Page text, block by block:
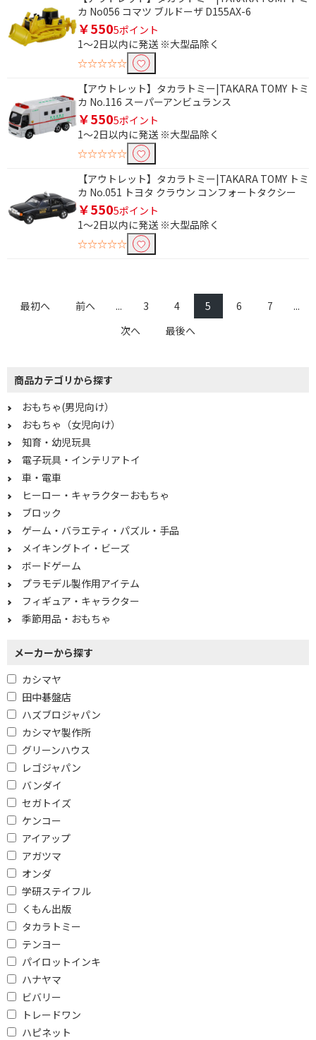
カ No056 コマツ ブルドーザ D155AX-6
￥5505ポイント
1～2日以内に発送 ※大型品除く
☆☆☆☆☆
【アウトレット】タカラトミー|TAKARA TOMY トミ
カ No.116 スーパーアンビュランス
￥5505ポイント
1～2日以内に発送 ※大型品除く
☆☆☆☆☆
【アウトレット】タカラトミー|TAKARA TOMY トミ
カ No.051 トヨタ クラウン コンフォートタクシー
￥5505ポイント
1～2日以内に発送 ※大型品除く
☆☆☆☆☆
最初へ 前へ ... 3 4 5 6 7
...
次へ
最後へ
商品カテゴリから探す
おもちゃ(男児向け）
おもちゃ（女児向け）
知育・幼児玩具
電子玩具・インテリアトイ
車・電車
ヒーロー・キャラクターおもちゃ
ブロック
ゲーム・バラエティ・パズル・手品
メイキングトイ・ビーズ
ボードゲーム
プラモデル製作用アイテム
フィギュア・キャラクター
季節用品・おもちゃ
メーカーから探す
カシマヤ
田中碁盤店
ハズブロジャパン
カシマヤ製作所
グリーンハウス
レゴジャパン
バンダイ
セガトイズ
ケンコー
アイアップ
アガツマ
オンダ
学研ステイフル
くもん出版
タカラトミー
テンヨー
パイロットインキ
ハナヤマ
ビバリー
トレードワン
ハピネット